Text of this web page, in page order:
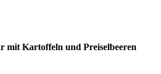
mit Kartoffeln und Preiselbeeren